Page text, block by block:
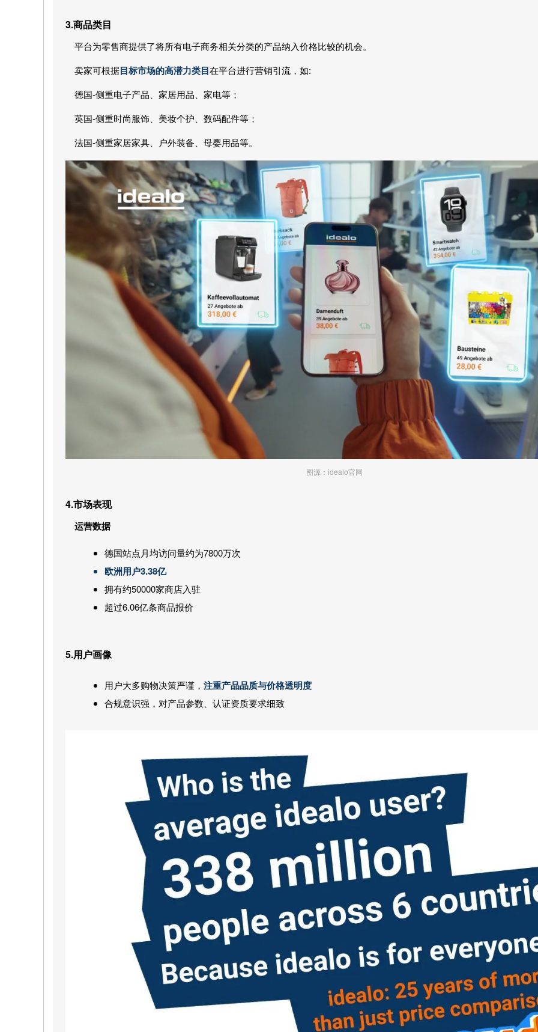
3.商品类目
平台为零售商提供了将所有电子商务相关分类的产品纳入价格比较的机会。
卖家可根据目标市场的高潜力类目在平台进行营销引流 ，如:
德国-侧重电子产品、家居用品、家电等；
英国-侧重时尚服饰、美妆个护、数码配件等；
法国-侧重家居家具、户外装备、母婴用品等。
图源：idealo官网
4.市场表现
运营数据
德国站点月均访问量约为7800万次
欧洲用户3.38亿
拥有约50000家商店入驻
超过6.06亿条商品报价
5.用户画像
用户大多购物决策严谨， 注重产品品质与价格透明度
合规意识强，对产品参数、认证资质要求细致